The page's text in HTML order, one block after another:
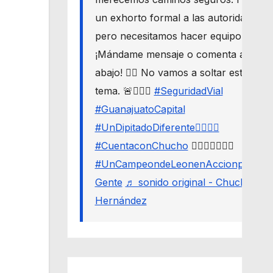
un exhorto formal a las autoridades,
pero necesitamos hacer equipo. 🛣️🔒
¡Mándame mensaje o comenta aquí
abajo! 👇🏼 No vamos a soltar este
tema. 🚨🙋🏾‍♂️ #SeguridadVial
#GuanajuatoCapital
#UnDipitadoDiferente🙋🏽‍♂️⚖️
#CuentaconChucho 🙋🏾‍♂️✌🏾☝🏾
#UnCampeondeLeonenAccionporLa
Gente ♬ sonido original - Chucho
Hernández